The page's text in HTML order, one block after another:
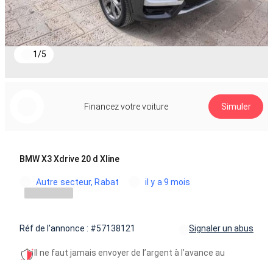
1/5
Financez votre voiture Simuler
BMW X3 Xdrive 20 d Xline
Autre secteur, Rabat il y a 9 mois
Réf de l'annonce : #57138121 Signaler un abus
Il ne faut jamais envoyer de l’argent à l’avance au